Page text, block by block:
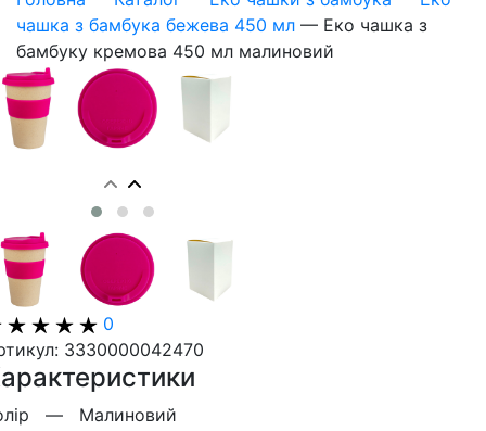
чашка з бамбука бежева 450 мл — Еко чашка з
бамбуку кремова 450 мл малиновий
0
3330000042470
— Малиновий